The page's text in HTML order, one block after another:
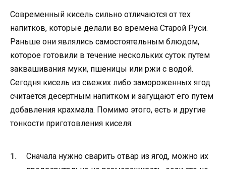
Современный кисель сильно отличаются от тех
напитков, которые делали во времена Старой Руси.
Раньше они являлись самостоятельным блюдом,
которое готовили в течение нескольких суток путем
заквашивания муки, пшеницы или ржи с водой.
Сегодня кисель из свежих либо замороженных ягод
считается десертным напитком и загущают его путем
добавления крахмала. Помимо этого, есть и другие
тонкости приготовления киселя:
Сначала нужно сварить отвар из ягод, можно их